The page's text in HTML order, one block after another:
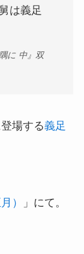
は義足
に 中』双
登場する義足
） 」にて。